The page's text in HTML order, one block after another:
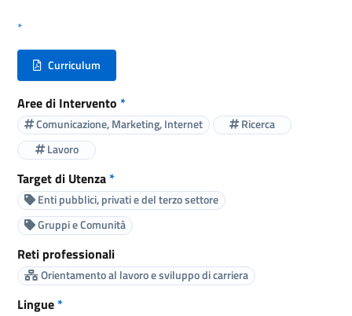
*
Curriculum
(nuova scheda - new tab)
Aree di Intervento *
Comunicazione, Marketing, Internet
Ricerca
Lavoro
Target di Utenza*
Enti pubblici, privati e del terzo settore
Gruppi e Comunità
Reti professionali
Orientamento al lavoro e sviluppo di carriera
Lingue*